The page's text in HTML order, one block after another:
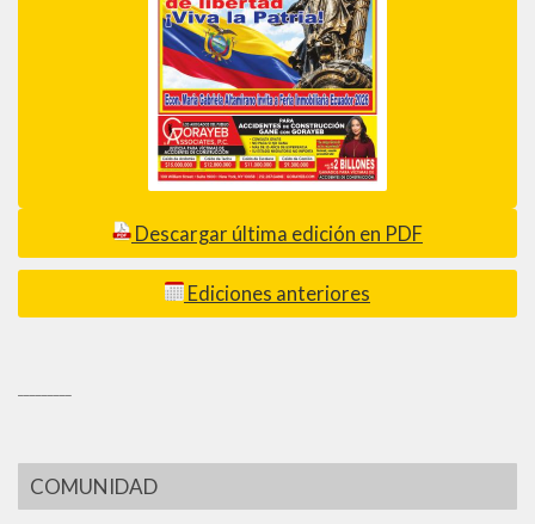
Descargar última edición en PDF
Ediciones anteriores
COMUNIDAD